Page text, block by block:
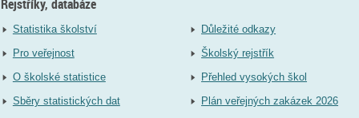
Rejstříky, databáze
Statistika školství
Pro veřejnost
O školské statistice
Sběry statistických dat
Důležité odkazy
Školský rejstřík
Přehled vysokých škol
Plán veřejných zakázek 2026